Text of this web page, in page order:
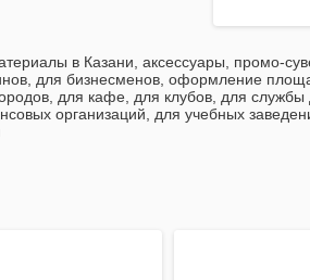
в Казани, аксессуары, промо-
для бизнесменов, оформление
для кафе, для клубов, для службы
организаций, для учебных